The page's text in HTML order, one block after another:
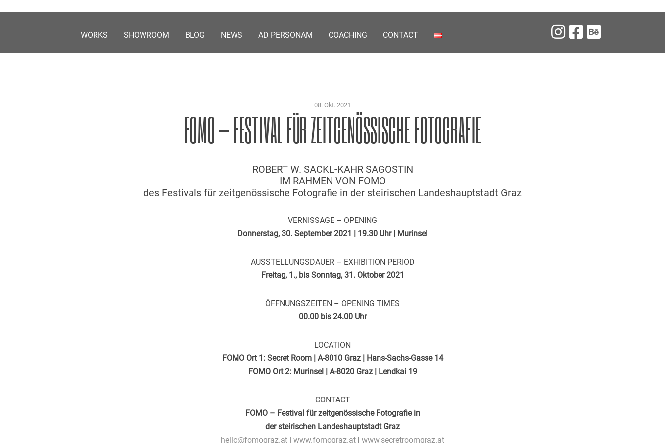
WORKS SHOWROOM BLOG NEWS AD PERSONAM COACHING CONTACT
08. Okt. 2021
FOMO – FESTIVAL FÜR ZEITGENÖSSISCHE FOTOGRAFIE
ROBERT W. SACKL-KAHR SAGOSTIN
IM RAHMEN VON FOMO
des Festivals für zeitgenössische Fotografie in der steirischen Landeshauptstadt Graz
VERNISSAGE – OPENING
Donnerstag, 30. September 2021 | 19.30 Uhr | Murinsel
AUSSTELLUNGSDAUER – EXHIBITION PERIOD
Freitag, 1., bis Sonntag, 31. Oktober 2021
ÖFFNUNGSZEITEN – OPENING TIMES
00.00 bis 24.00 Uhr
LOCATION
FOMO Ort 1: Secret Room| A-8010 Graz| Hans-Sachs-Gasse 14
FOMO Ort 2: Murinsel | A-8020 Graz| Lendkai 19
CONTACT
FOMO – Festival für zeitgenössische Fotografie in
der steirischen Landeshauptstadt Graz
hello@fomograz.at | www.fomograz.at | www.secretroomgraz.at